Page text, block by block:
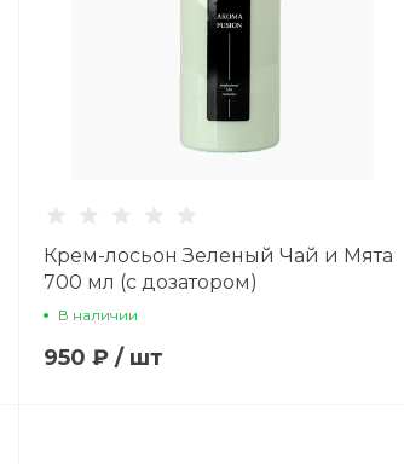
Крем-лосьон Зеленый Чай и Мята
700 мл (с дозатором)
В наличии
950 ₽/ шт